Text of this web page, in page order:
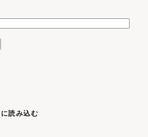
読み込む